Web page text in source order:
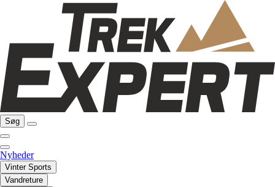
Søg
Nyheder
Vinter Sports
Vandreture